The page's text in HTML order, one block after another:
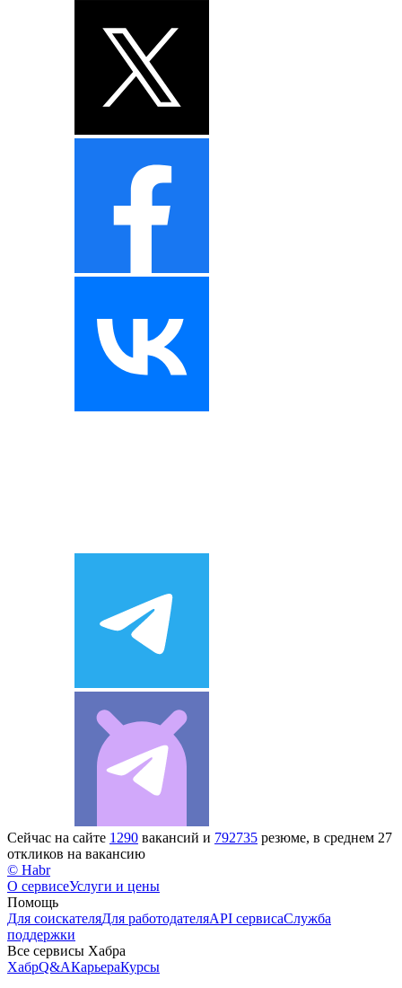
Сейчас на сайте 1290 вакансий и 792735 резюме, в среднем 27
откликов на вакансию
© Habr
О сервисеУслуги и цены
Помощь
Для соискателяДля работодателяAPI сервисаСлужба
поддержки
Все сервисы Хабра
ХабрQ&AКарьераКурсы